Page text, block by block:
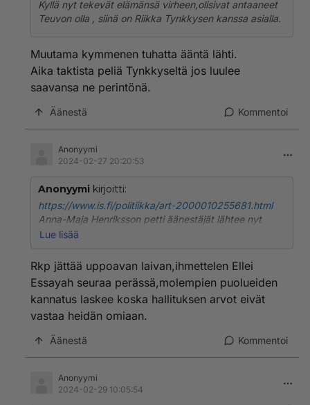
Kyllä nyt tekevät elämänsä virheen,olisivat antaaneet
Teuvon olla , siinä on Riikka Tynkkysen kanssa asialla.
Muutama kymmenen tuhatta ääntä lähti.
Aika taktista peliä Tynkkyseltä jos luulee
saavansa ne perintönä.
Äänestä Kommentoi
Anonyymi
2024-02-27 20:20:53
Anonyymi kirjoitti:
https://www.is.fi/politiikka/art-2000010255681.html
Anna-Maja Henriksson petti äänestäjät lähtee nyt
hllituksesta, varmaan ei kestä persujen kanssa olla
Lue lisää
Rkp jättää uppoavan laivan,ihmettelen Ellei
Essayah seuraa perässä,molempien puolueiden
kannatus laskee koska hallituksen arvot eivät
vastaa heidän omiaan.
Äänestä Kommentoi
Anonyymi
2024-02-29 10:05:54